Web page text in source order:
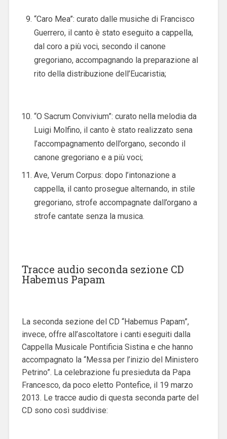
“Caro Mea”: curato dalle musiche di Francisco
Guerrero, il canto è stato eseguito a cappella,
dal coro a più voci, secondo il canone
gregoriano, accompagnando la preparazione al
rito della distribuzione dell’Eucaristia;
“O Sacrum Convivium”: curato nella melodia da
Luigi Molfino, il canto è stato realizzato sena
l’accompagnamento dell’organo, secondo il
canone gregoriano e a più voci;
Ave, Verum Corpus: dopo l’intonazione a
cappella, il canto prosegue alternando, in stile
gregoriano, strofe accompagnate dall’organo a
strofe cantate senza la musica.
Tracce audio seconda sezione CD
Habemus Papam
La seconda sezione del CD “Habemus Papam”,
invece, offre all’ascoltatore i canti eseguiti dalla
Cappella Musicale Pontificia Sistina e che hanno
accompagnato la “Messa per l’inizio del Ministero
Petrino”. La celebrazione fu presieduta da Papa
Francesco, da poco eletto Pontefice, il 19 marzo
2013. Le tracce audio di questa seconda parte del
CD sono così suddivise: